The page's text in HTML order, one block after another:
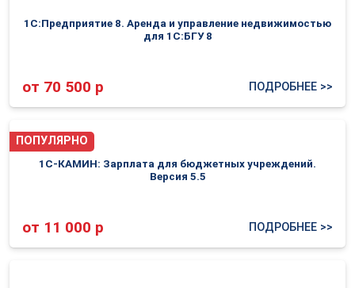
1С:Предприятие 8. Аренда и управление недвижимостью
для 1С:БГУ 8
от 70 500 р ПОДРОБНЕЕ >>
ПОПУЛЯРНО
1С-КАМИН: Зарплата для бюджетных учреждений.
Версия 5.5
от 11 000 р ПОДРОБНЕЕ >>